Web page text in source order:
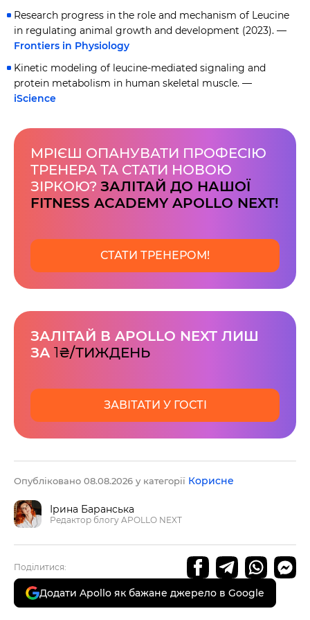
Research progress in the role and mechanism of Leucine
in regulating animal growth and development (2023). —
Frontiers in Physiology
Kinetic modeling of leucine-mediated signaling and
protein metabolism in human skeletal muscle. —
iScience
МРІЄШ ОПАНУВАТИ ПРОФЕСІЮ
ТРЕНЕРА ТА СТАТИ НОВОЮ
ЗІРКОЮ? ЗАЛІТАЙ ДО НАШОЇ
FITNESS ACADEMY APOLLO NEXT!
СТАТИ ТРЕНЕРОМ!
ЗАЛІТАЙ В APOLLO NEXT ЛИШ
ЗА 1₴/ТИЖДЕНЬ
ЗАВІТАТИ У ГОСТІ
Опубліковано 08.08.2026 у категорії Корисне
Ірина Баранська
Редактор блогу APOLLO NEXT
Поділитися:
Додати Apollo як бажане джерело в Google